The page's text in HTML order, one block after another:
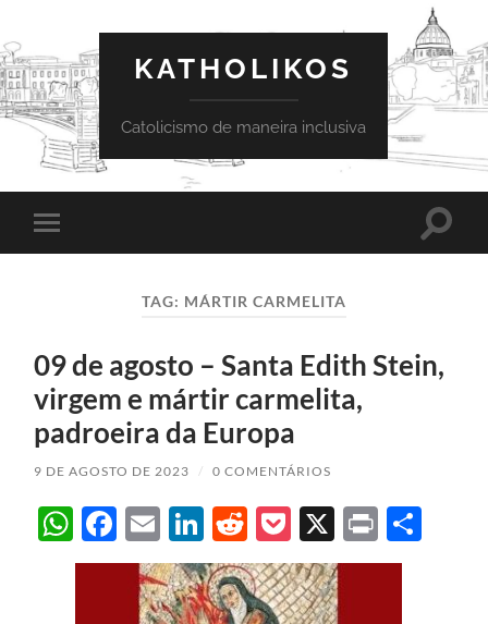
KATHOLIKOS
Catolicismo de maneira inclusiva
Toggle
mobile
Toggle
TAG: MÁRTIR CARMELITA
09 de agosto – Santa Edith Stein,
virgem e mártir carmelita,
padroeira da Europa
9 DE AGOSTO DE 2023 / 0 COMENTÁRIOS
WhatsApp
Facebook
EmailLinkedIn
Reddit
Pocket
X Print